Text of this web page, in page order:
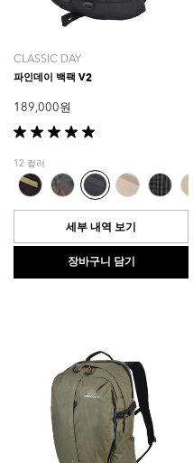
CLASSIC DAY
파인데이 백팩 V2
189,000 원
별
5
개
중
5.0
입
다.
12 컬러
세부 내역 보기
장바구니 담기